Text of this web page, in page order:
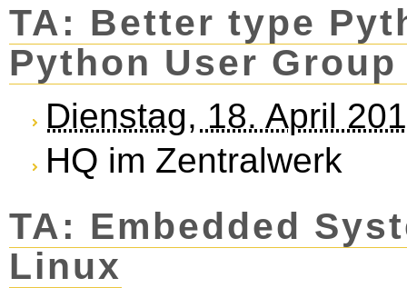
TA: Better type
Python User
Dienstag, 18. April
HQ im Zentralwerk
TA: Embedded
Linux